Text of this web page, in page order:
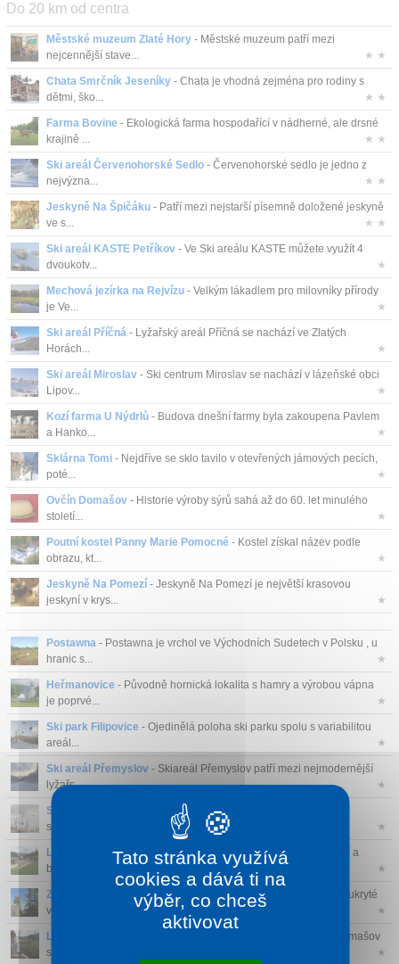
Do 20 km od centra
Městské muzeum Zlaté Hory - Městské muzeum patří mezi
nejcennější stave...
★ ★
Chata Smrčník Jeseníky - Chata je vhodná zejména pro rodiny s
dětmi, ško...
★ ★
Farma Bovine - Ekologická farma hospodařící v nádherné, ale drsné
krajině ...
★ ★
Ski areál Červenohorské Sedlo - Červenohorské sedlo je jedno z
nejvýzna...
★ ★
Jeskyně Na Špičáku - Patří mezi nejstarší písemně doložené jeskyně
ve s...
★ ★
Ski areál KASTE Petříkov - Ve Ski areálu KASTE můžete využít 4
dvoukotv...
★
Mechová jezírka na Rejvízu - Velkým lákadlem pro milovníky přírody
je Ve...
★
Ski areál Příčná - Lyžařský areál Příčná se nachází ve Zlatých
Horách...
★
Ski areál Miroslav - Ski centrum Miroslav se nachází v lázeňské obci
Lipov...
★
Kozí farma U Nýdrlů - Budova dnešní farmy byla zakoupena Pavlem
a Hanko...
★
Sklárna Tomi - Nejdříve se sklo tavilo v otevřených jámových pecích,
poté...
★
Ovčín Domašov - Historie výroby sýrů sahá až do 60. let minulého
století...
★
Poutní kostel Panny Marie Pomocné - Kostel získal název podle
obrazu, kt...
★
Jeskyně Na Pomezí - Jeskyně Na Pomezí je největší krasovou
jeskyní v krys...
★
Postawna - Postawna je vrchol ve Východních Sudetech v Polsku , u
hranic s...
★
Heřmanovice - Původně hornická lokalita s hamry a výrobou vápna
je poprvé...
★
Ski park Filipovice - Ojedinělá poloha ski parku spolu s variabilitou
areál...
★
Ski areál Přemyslov - Skiareál Přemyslov patří mezi nejmodernější
lyžařs...
★
Ski areál Ostružná
- Skiareál Ostružná (700 - 835 m) má na
severních sv...
★
Letní bobová dráha Petříkov- Letní bobová dráha je atraktivní a
bezp...
★
Zřícenina hradu Koberštejn
- Pozůstatky středověkého hradu ukryté
v lesí...
★
Likérka Domašov
- BAIRNSFATHER DISTILLERY - likérka Domašov
se zabývá ruč...
★
Tato stránka využívá
cookies a dává ti na
výběr, co chceš
aktivovat